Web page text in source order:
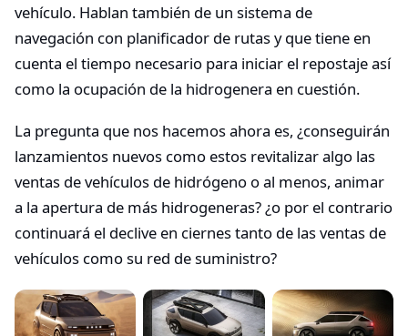
vehículo. Hablan también de un sistema de
navegación con planificador de rutas y que tiene en
cuenta el tiempo necesario para iniciar el repostaje así
como la ocupación de la hidrogenera en cuestión.
La pregunta que nos hacemos ahora es, ¿conseguirán
lanzamientos nuevos como estos revitalizar algo las
ventas de vehículos de hidrógeno o al menos, animar
a la apertura de más hidrogeneras? ¿o por el contrario
continuará el declive en ciernes tanto de las ventas de
vehículos como su red de suministro?